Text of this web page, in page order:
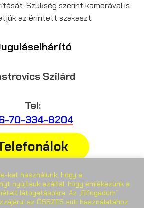
Szükség szerint kamerával is
az érintett szakaszt.
Szilárd
Tel:
70-334-8204
Weboldal:
kat használunk, hogy a
nyújtsuk azáltal, hogy emlékezünk a
látogatásokra. Az „Elfogadom”
az ÖSSZES süti használatához.